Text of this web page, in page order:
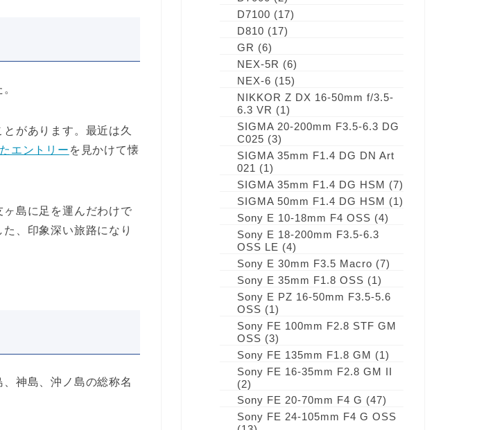
があります。最近は久
エントリー を見かけて懐
島に足を運んだわけで
、印象深い旅路になり
神島、沖ノ島の総称名
D7100 (17)
D810 (17)
GR (6)
NEX-5R (6)
NEX-6 (15)
NIKKOR Z DX 16-50mm f/3.5-
6.3 VR (1)
SIGMA 20-200mm F3.5-6.3 DG
C025 (3)
SIGMA 35mm F1.4 DG DN Art
021 (1)
SIGMA 35mm F1.4 DG HSM (7)
SIGMA 50mm F1.4 DG HSM (1)
Sony E 10-18mm F4 OSS (4)
Sony E 18-200mm F3.5-6.3
OSS LE (4)
Sony E 30mm F3.5 Macro (7)
Sony E 35mm F1.8 OSS (1)
Sony E PZ 16-50mm F3.5-5.6
OSS (1)
Sony FE 100mm F2.8 STF GM
OSS (3)
Sony FE 135mm F1.8 GM (1)
Sony FE 16-35mm F2.8 GM II
(2)
Sony FE 20-70mm F4 G (47)
Sony FE 24-105mm F4 G OSS